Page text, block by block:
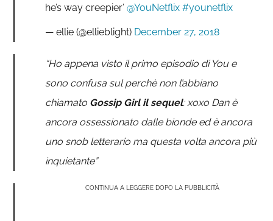
he’s way creepier’@YouNetflix #younetflix
— ellie (@ellieblight) December 27, 2018
“Ho appena visto il primo episodio di You e
sono confusa sul perchè non l’abbiano
chiamato Gossip Girl il sequel: xoxo Dan è
ancora ossessionato dalle bionde ed è ancora
uno snob letterario ma questa volta ancora più
inquietante”
CONTINUA A LEGGERE DOPO LA PUBBLICITÀ